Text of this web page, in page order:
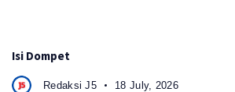
Isi Dompet
Redaksi J5 18 July, 2026